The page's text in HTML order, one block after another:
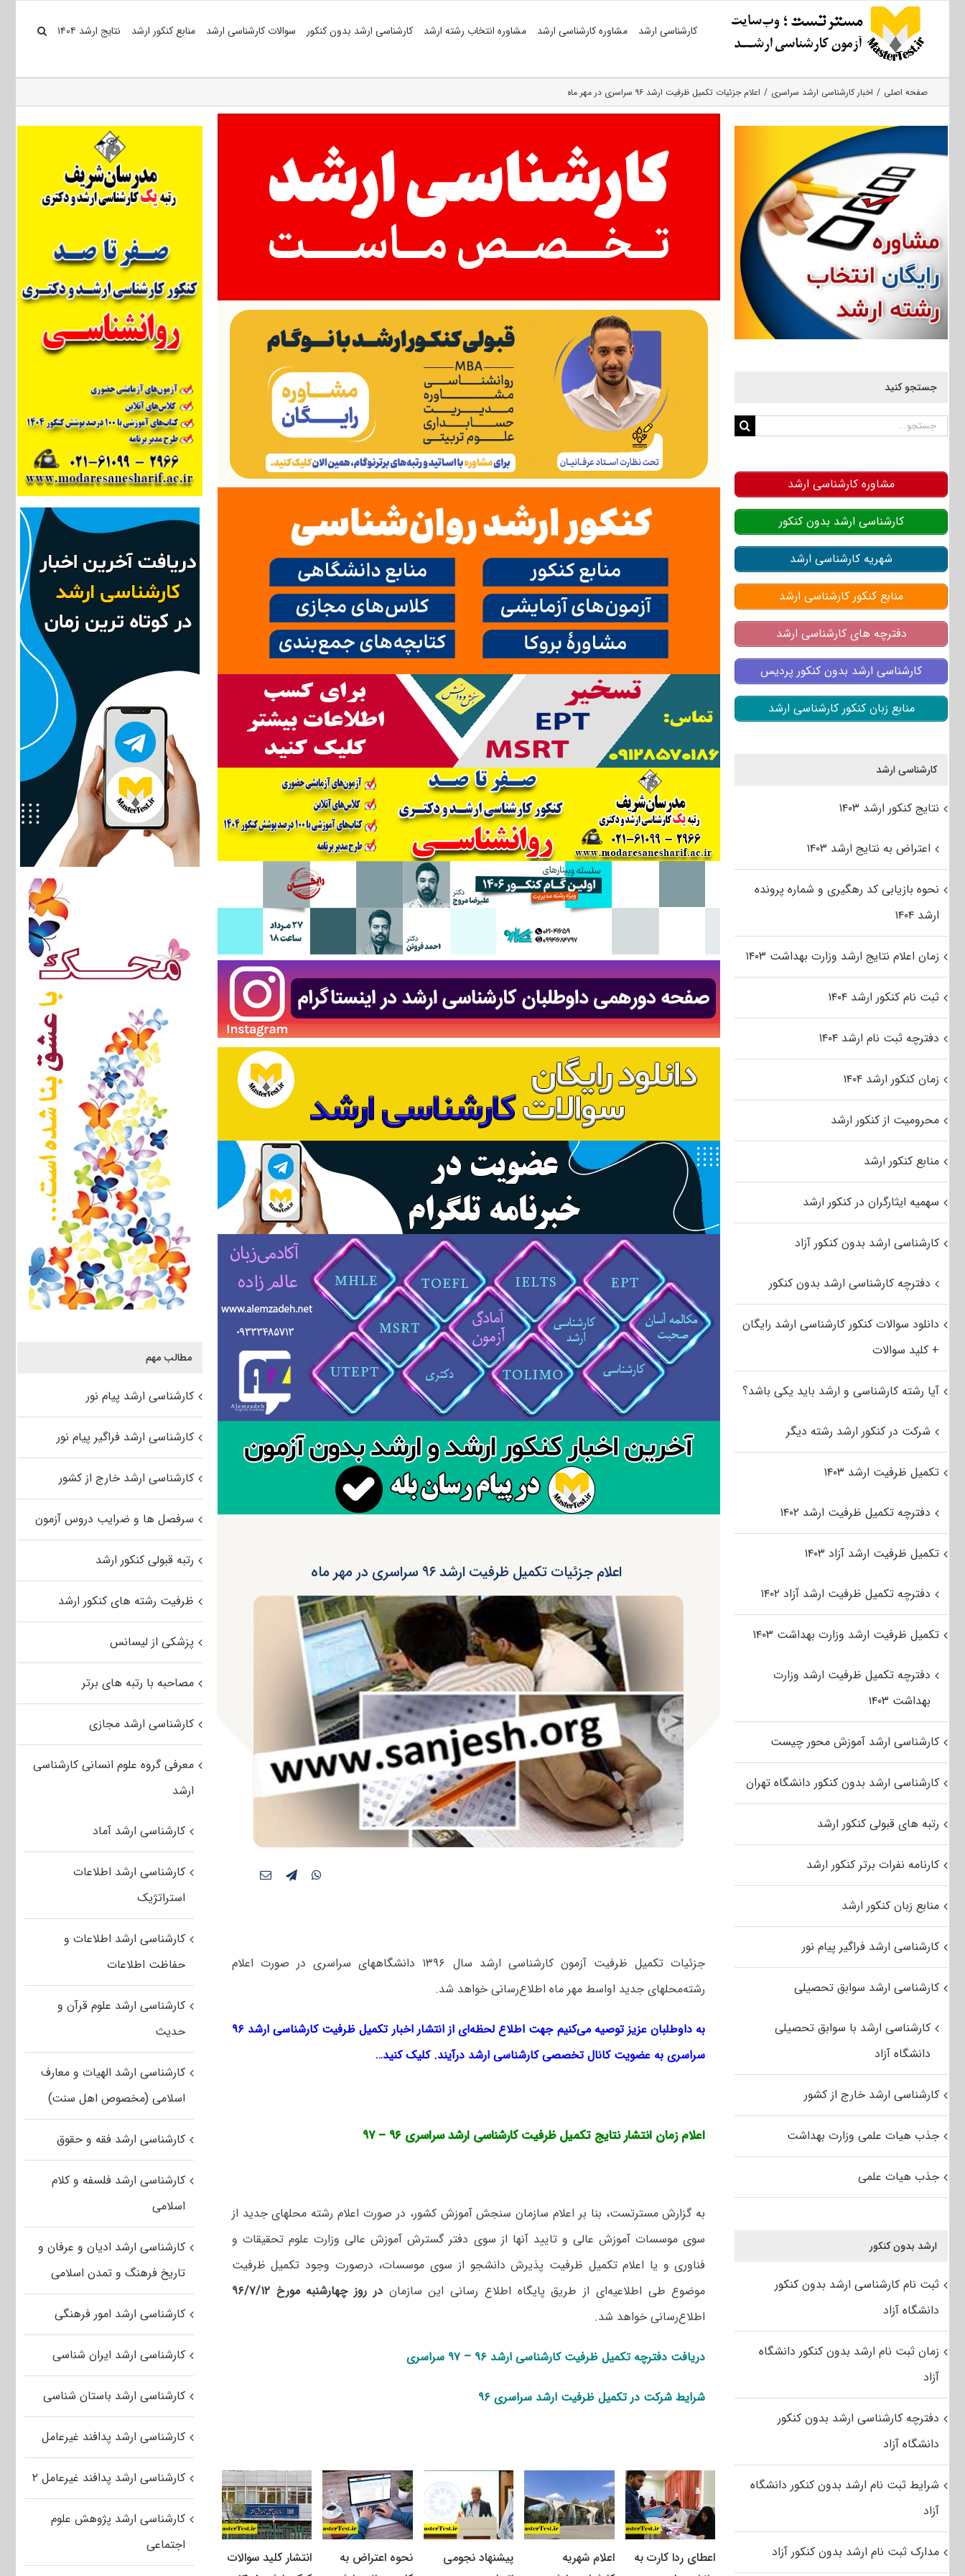
کارشناسی ارشد مشاوره کارشناسی ارشد مشاوره انتخاب رشته ارشد کارشناسی ارشد بدون کنکور سوالات کارشناسی ارشد منابع کنکور ارشد نتایج ارشد ۱۴۰۴
صفحه اصلی اخبار کارشناسی ارشد سراسری اعلام جزئیات تکمیل ظرفیت ارشد ۹۶ سراسری در مهر ماه
اعلام جزئیات تکمیل ظرفیت ارشد ۹۶ سراسری در مهر ماه
جزئیات تکمیل ظرفیت آزمون کارشناسی ارشد سال ۱۳۹۶ دانشگاه‎های سراسری در صورت اعلام
رشته‌محل‎های جدید اواسط مهر ماه اطلاع‌رسانی خواهد شد.
به داوطلبان عزیز توصیه می‌کنیم جهت اطلاع لحظه‌ای از انتشار اخبار تکمیل ظرفیت کارشناسی ارشد ۹۶
سراسری به عضویت کانال تخصصی کارشناسی ارشد درآیند. کلیک کنید…
اعلام زمان انتشار نتایج تکمیل ظرفیت کارشناسی ارشد سراسری ۹۶ – ۹۷
به گزارش مسترتست، بنا بر اعلام سازمان سنجش آموزش کشور، در صورت اعلام رشته محلهای جدید از
سوی موسسات آموزش عالی و تایید آنها از سوی دفتر گسترش آموزش عالی وزارت علوم تحقیقات و
فناوری و یا اعلام تکمیل ظرفیت پذیرش دانشجو از سوی موسسات، درصورت وجود تکمیل ظرفیت
موضوع طی اطلاعیه‌ای از طریق پایگاه اطلاع رسانی این سازماندر روز چهارشنبه مورخ ۹۶/۷/۱۲
اطلاع‌رسانی خواهد شد.
دریافت دفترچه تکمیل ظرفیت کارشناسی ارشد ۹۶ – ۹۷ سراسری
شرایط شرکت در تکمیل ظرفیت ارشد سراسری ۹۶
اعطای ردا کارت به
اعلام شهریه
پیشنهاد نجومی
نحوه اعتراض به
انتشار کلید سوالات
مطالب مهم
کارشناسی ارشد پیام نور
کارشناسی ارشد فراگیر پیام نور
کارشناسی ارشد خارج از کشور
سرفصل ها و ضرایب دروس آزمون
رتبه قبولی کنکور ارشد
ظرفیت رشته های کنکور ارشد
پزشکی از لیسانس
مصاحبه با رتبه های برتر
کارشناسی ارشد مجازی
معرفی گروه علوم انسانی کارشناسی
ارشد
کارشناسی ارشد آماد
کارشناسی ارشد اطلاعات
استراتژیک
کارشناسی ارشد اطلاعات و
حفاظت اطلاعات
کارشناسی ارشد علوم قرآن و
حدیث
کارشناسی ارشد الهیات و معارف
اسلامی (مخصوص اهل سنت)
کارشناسی ارشد فقه و حقوق
کارشناسی ارشد فلسفه و کلام
اسلامی
کارشناسی ارشد ادیان و عرفان و
تاریخ فرهنگ و تمدن اسلامی
کارشناسی ارشد امور فرهنگی
کارشناسی ارشد ایران شناسی
کارشناسی ارشد باستان شناسی
کارشناسی ارشد پدافند غیرعامل
کارشناسی ارشد پدافند غیرعامل ۲
کارشناسی ارشد پژوهش علوم
اجتماعی
جستجو کنید
جستجو
مشاوره کارشناسی ارشد
کارشناسی ارشد بدون کنکور
شهریه کارشناسی ارشد
منابع کنکور کارشناسی ارشد
دفترچه های کارشناسی ارشد
کارشناسی ارشد بدون کنکور پردیس
منابع زبان کنکور کارشناسی ارشد
کارشناسی ارشد
نتایج کنکور ارشد ۱۴۰۳
اعتراض به نتایج ارشد ۱۴۰۳
نحوه بازیابی کد رهگیری و شماره پرونده
ارشد ۱۴۰۴
زمان اعلام نتایج ارشد وزارت بهداشت ۱۴۰۳
ثبت نام کنکور ارشد ۱۴۰۴
دفترچه ثبت نام ارشد ۱۴۰۴
زمان کنکور ارشد ۱۴۰۴
محرومیت از کنکور ارشد
منابع کنکور ارشد
سهمیه ایثارگران در کنکور ارشد
کارشناسی ارشد بدون کنکور آزاد
دفترچه کارشناسی ارشد بدون کنکور
دانلود سوالات کنکور کارشناسی ارشد رایگان
+ کلید سوالات
آیا رشته کارشناسی و ارشد باید یکی باشد؟
شرکت در کنکور ارشد رشته دیگر
تکمیل ظرفیت ارشد ۱۴۰۳
دفترچه تکمیل ظرفیت ارشد ۱۴۰۲
تکمیل ظرفیت ارشد آزاد ۱۴۰۳
دفترچه تکمیل ظرفیت ارشد آزاد ۱۴۰۲
تکمیل ظرفیت ارشد وزارت بهداشت ۱۴۰۳
دفترچه تکمیل ظرفیت ارشد وزارت
بهداشت ۱۴۰۳
کارشناسی ارشد آموزش محور چیست
کارشناسی ارشد بدون کنکور دانشگاه تهران
رتبه های قبولی کنکور ارشد
کارنامه نفرات برتر کنکور ارشد
منابع زبان کنکور ارشد
کارشناسی ارشد فراگیر پیام نور
کارشناسی ارشد سوابق تحصیلی
کارشناسی ارشد با سوابق تحصیلی
دانشگاه آزاد
کارشناسی ارشد خارج از کشور
جذب هیات علمی وزارت بهداشت
جذب هیات علمی
ارشد بدون کنکور
ثبت نام کارشناسی ارشد بدون کنکور
دانشگاه آزاد
زمان ثبت نام ارشد بدون کنکور دانشگاه
آزاد
دفترچه کارشناسی ارشد بدون کنکور
دانشگاه آزاد
شرایط ثبت نام ارشد بدون کنکور دانشگاه
آزاد
مدارک ثبت نام ارشد بدون کنکور آزاد